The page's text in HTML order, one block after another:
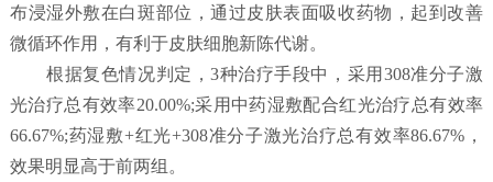
布浸湿外敷在白斑部位，通过皮肤表面吸收药物，起到改善
微循环作用，有利于皮肤细胞新陈代谢。
根据复色情况判定，3种治疗手段中，采用308准分子激
光治疗总有效率20.00%;采用中药湿敷配合红光治疗总有效率
66.67%;药湿敷+红光+308准分子激光治疗总有效率86.67%，
效果明显高于前两组。